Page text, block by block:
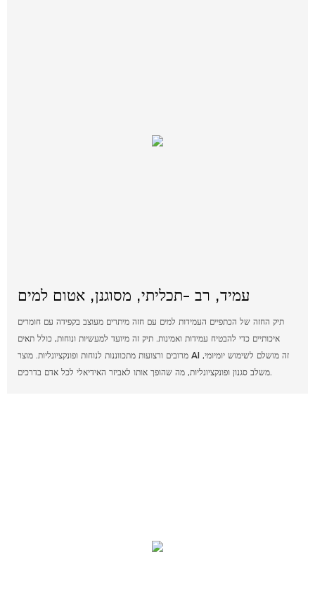
עמיד, רב -תכליתי, מסוגנן, אטום למים
תיק החזה של הכתפיים העמידות למים עם חזה מיתרים מעוצב בקפידה עם חומרים
איכותיים כדי להבטיח עמידות ואמינות. תיק זה מיועד למעשיות ונוחות, כולל תאים
מרובים ורצועות מתכווננות לנוחות ופונקציונליות. מוצר AI זה מושלם לשימוש יומיומי,
משלב סגנון ופונקציונליות, מה שהופך אותו לאביזר האידיאלי לכל אדם בדרכים.